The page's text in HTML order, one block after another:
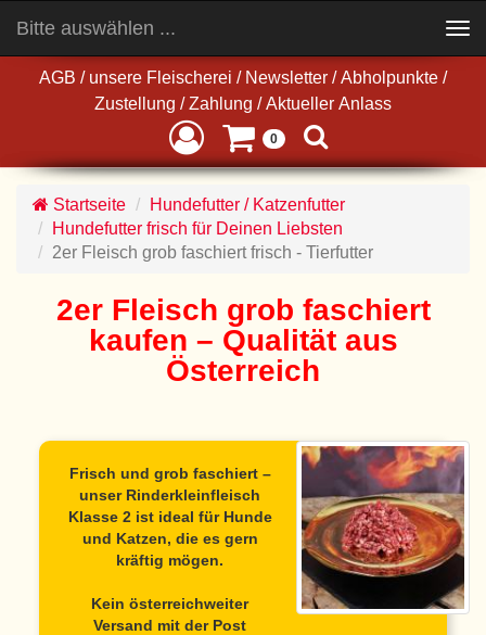
AGB / unsere Fleischerei / Newsletter / Abholpunkte /
Zustellung / Zahlung / Aktueller Anlass
0
Bitte auswählen ...
navigation
Startseite
Hundefutter / Katzenfutter
Hundefutter frisch für Deinen Liebsten
2er Fleisch grob faschiert frisch - Tierfutter
2er Fleisch grob faschiert
kaufen – Qualität aus
Österreich
Frisch und grob faschiert –
unser Rinderkleinfleisch
Klasse 2 ist ideal für Hunde
und Katzen, die es gern
kräftig mögen.
Kein österreichweiter
Versand mit der Post